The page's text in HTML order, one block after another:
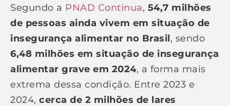
Segundo a PNAD Contínua, 54,7 milhões
de pessoas ainda vivem em situação de
insegurança alimentar no Brasil, sendo
6,48 milhões em situação de insegurança
alimentar grave em 2024, a forma mais
extrema dessa condição. Entre 2023 e
2024, cerca de 2 milhões de lares